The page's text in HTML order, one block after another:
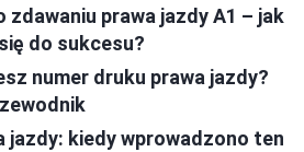
zdawaniu prawa jazdy A1 – jak
do sukcesu?
numer druku prawa jazdy?
jazdy: kiedy wprowadzono ten